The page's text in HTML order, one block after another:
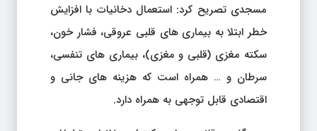
مسجدی تصریح کرد: استعمال دخانیات با افزایش
خطر ابتلا به بیماری های قلبی عروقی، فشار خون،
سکته مغزی (قلبی و مغزی)، بیماری های تنفسی،
سرطان و … همراه است که هزینه های جانی و
اقتصادی قابل توجهی به همراه دارد.